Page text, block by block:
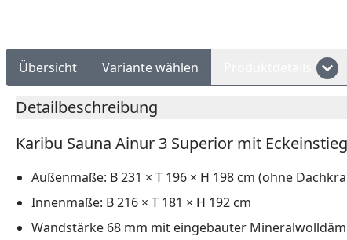
Übersicht Variante wählen
Detailbeschreibung
Karibu Sauna Ainur 3 Superior mit
Außenmaße: B 231 × T 196 × H 198 cm (ohne
Innenmaße: B 216 × T 181 × H 192 cm
Wandstärke 68 mm mit eingebauter